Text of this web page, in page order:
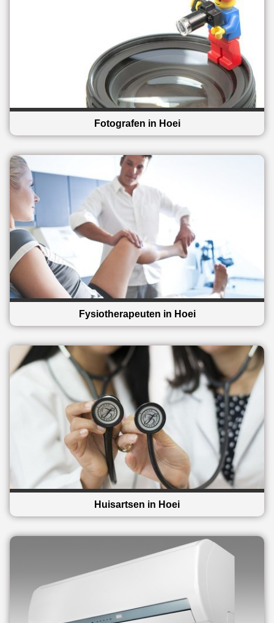
Fotografen in Hoei
Fysiotherapeuten in Hoei
Huisartsen in Hoei